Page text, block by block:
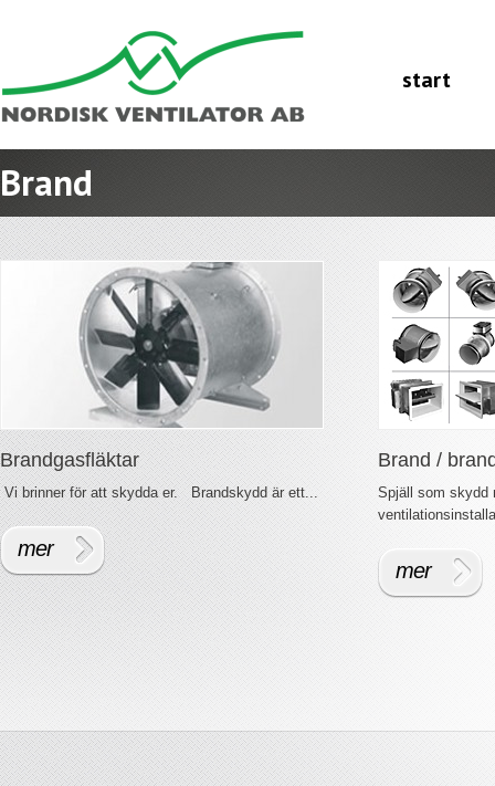
start
Brand
Brandgasfläktar
Vi brinner för att skydda er. Brandskydd är ett...
mer
Brand /
Spjäll som
mer